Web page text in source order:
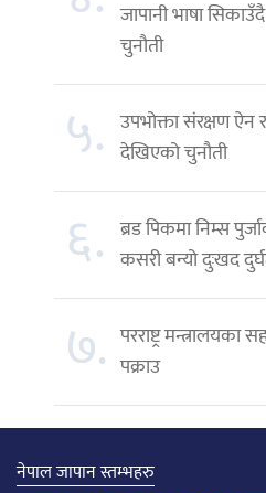
जापानी भाषा
चुनौती
५. उपभोक्ता संरक्षण ऐन
देखिएको चुनौती
६. ब्रड पिकमा निम्स
कसरी बन्यो दुःखद
७. परराष्ट्र मन्त्रालयका
पक्राउ
नेपाल जापान स्तम्भहरु